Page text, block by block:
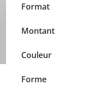
Format
Montant
Couleur
Forme